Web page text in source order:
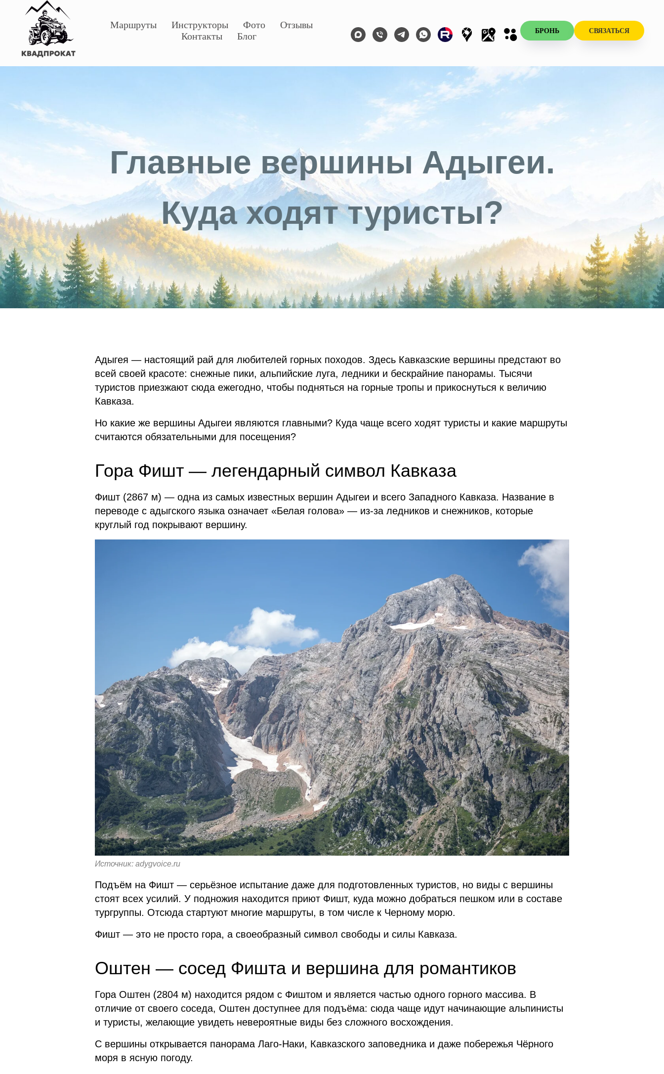
Маршруты Инструкторы Фото
Отзывы
Контакты
Блог БРОНЬ СВЯЗАТЬСЯ
Главные вершины Адыгеи.
Куда ходят туристы?
Адыгея — настоящий рай для любителей горных походов. Здесь Кавказские вершины предстают во
всей своей красоте: снежные пики, альпийские луга, ледники и бескрайние панорамы. Тысячи
туристов приезжают сюда ежегодно, чтобы подняться на горные тропы и прикоснуться к величию
Кавказа.
Но какие же вершины Адыгеи являются главными? Куда чаще всего ходят туристы и какие маршруты
считаются обязательными для посещения?
Гора Фишт — легендарный символ Кавказа
Фишт (2867 м) — одна из самых известных вершин Адыгеи и всего Западного Кавказа. Название в
переводе с адыгского языка означает «Белая голова» — из-за ледников и снежников, которые
круглый год покрывают вершину.
Источник: adygvoice.ru
Подъём на Фишт — серьёзное испытание даже для подготовленных туристов, но виды с вершины
стоят всех усилий. У подножия находится приют Фишт, куда можно добраться пешком или в составе
тургруппы. Отсюда стартуют многие маршруты, в том числе к Черному морю.
Фишт — это не просто гора, а своеобразный символ свободы и силы Кавказа.
Оштен — сосед Фишта и вершина для романтиков
Гора Оштен (2804 м) находится рядом с Фиштом и является частью одного горного массива. В
отличие от своего соседа, Оштен доступнее для подъёма: сюда чаще идут начинающие альпинисты
и туристы, желающие увидеть невероятные виды без сложного восхождения.
С вершины открывается панорама Лаго-Наки, Кавказского заповедника и даже побережья Чёрного
моря в ясную погоду.